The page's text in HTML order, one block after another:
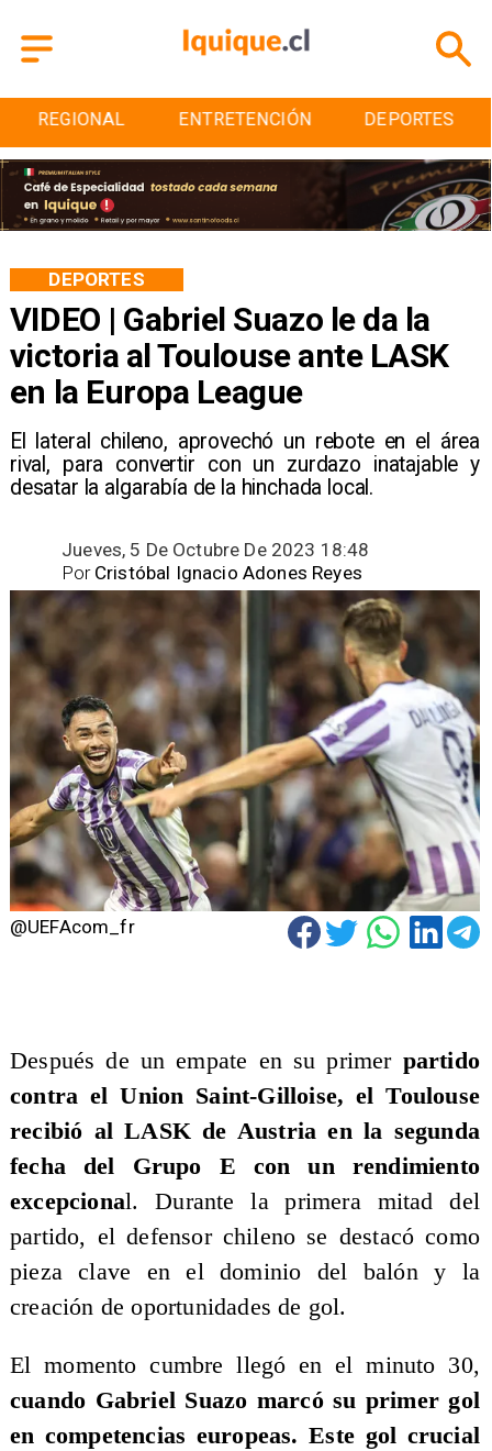
ENTRETENCIÓN DEPORTES CULTURA
VIDEO | Gabriel Suazo le da la
victoria al Toulouse ante LASK
en la Europa League
El lateral chileno, aprovechó un rebote en el área
rival, para convertir con un zurdazo inatajable y
desatar la algarabía de la hinchada local.
DEPORTES
Jueves, 5 De Octubre De 2023 18:48
Cristóbal Ignacio Adones Reyes
Por
@UEFAcom_fr
​Después de un empate en su primer partido
contra el Union Saint-Gilloise, el Toulouse
recibió al LASK de Austria en la segunda
fecha del Grupo E con un rendimiento
excepcional. Durante la primera mitad del
partido, el defensor chileno se destacó como
pieza clave en el dominio del balón y la
creación de oportunidades de gol.
El momento cumbre llegó en el minuto 30,
cuando Gabriel Suazo marcó su primer gol
en competencias europeas. Este gol crucial